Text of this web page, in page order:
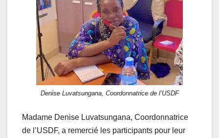
Denise Luvatsungana, Coordonnatrice de l’USDF
Madame Denise Luvatsungana, Coordonnatrice
de l’USDF, a remercié les participants pour leur